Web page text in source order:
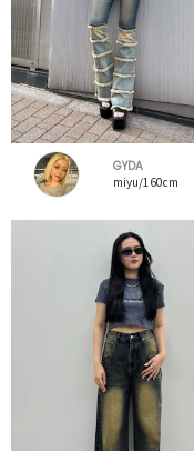
GYDA
miyu/160cm